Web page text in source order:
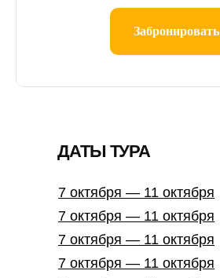
Забронировать
ДАТЫ ТУРА
7 октября — 11 октября
7 октября — 11 октября
7 октября — 11 октября
7 октября — 11 октября